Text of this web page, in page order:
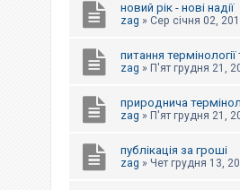
новий рік - нові надії
zag » Сер січня 02,
питання
zag » П'ят грудня 21,
природнича
zag » П'ят грудня 21,
публікація за гроші
zag » Чет грудня 13,